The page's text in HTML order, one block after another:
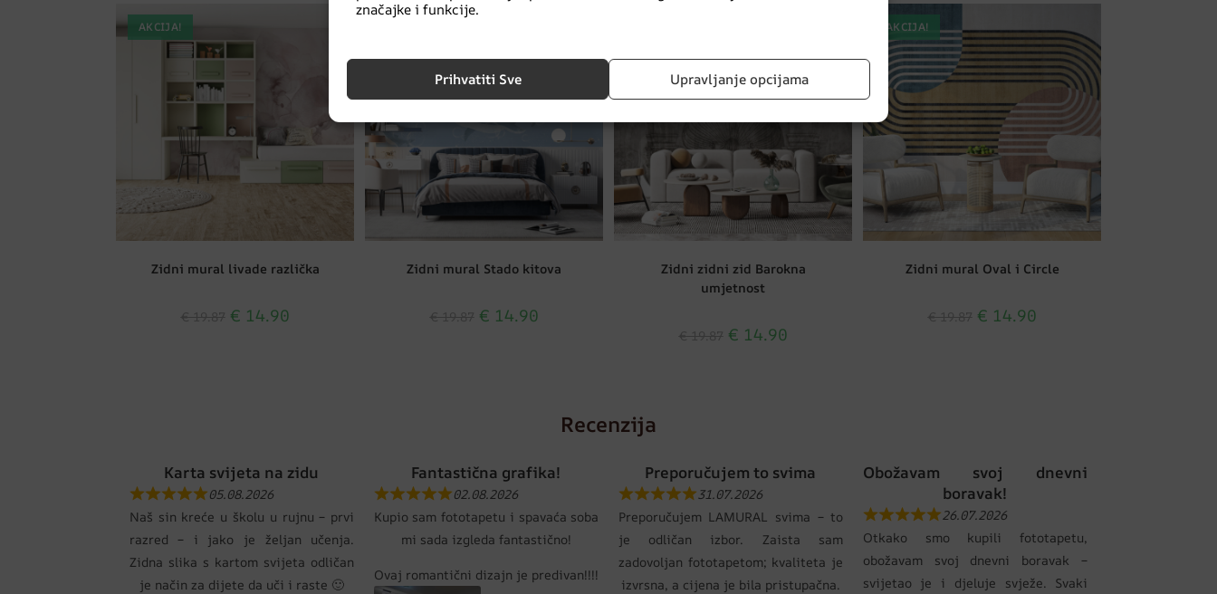
značajke i funkcije.
Prihvatiti Sve Upravljanje opcijama
AKCIJA!
Zidni mural livade različka
€ 14.90
Zidni mural Stado kitova
€ 14.90
Zidni zidni zid Barokna
umjetnost
€ 14.90
AKCIJA!
Zidni mural Oval i Circle
€ 14.90
Recenzija
Karta svijeta na zidu
05.08.2026
Naš sin kreće u školu u rujnu – prvi
razred – i jako je željan učenja.
Zidna slika s kartom svijeta odličan
je način za dijete da uči i raste 🙂
Fantastična grafika!
02.08.2026
Kupio sam fototapetu i spavaća soba
mi sada izgleda fantastično!
Ovaj romantični dizajn je predivan!!!!
Preporučujem to svima
31.07.2026
Preporučujem LAMURAL svima – to
je odličan izbor. Zaista sam
zadovoljan fototapetom; kvaliteta je
izvrsna, a cijena je bila pristupačna.
Obožavam svoj dnevni
boravak!
26.07.2026
Otkako smo kupili fototapetu,
obožavam svoj dnevni boravak –
svijetao je i djeluje svježe. Svaki